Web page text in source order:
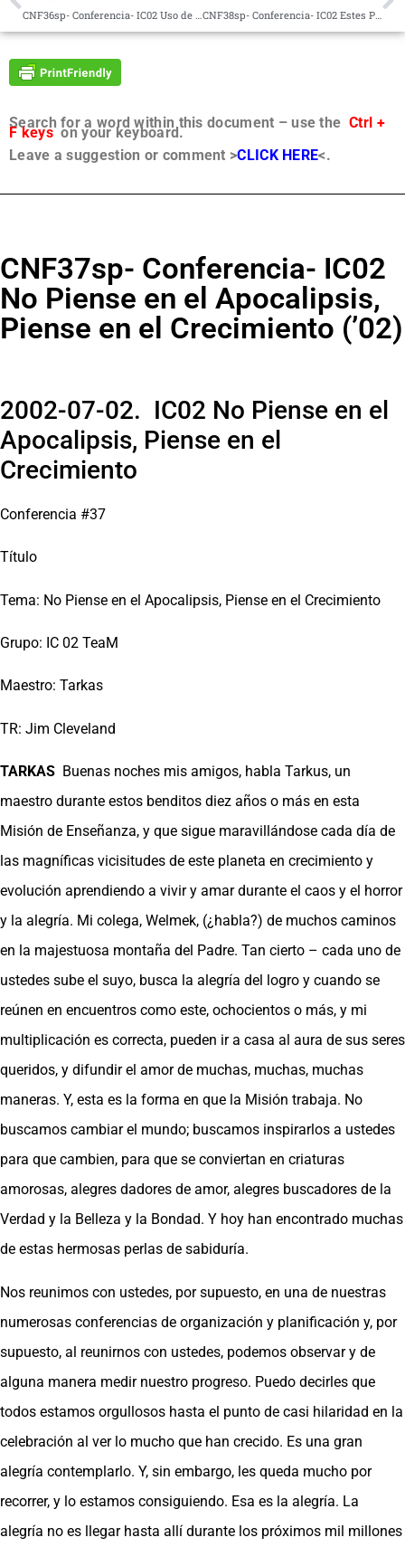
CNF36sp- Conferencia- IC02 Uso de la Mente del TR (’02) CNF38sp- Conferencia- IC02 Estes Park, Apariencia de Jesús, Asuntos de Actualidad (’02)
Search for a word within this document – use the Ctrl +
F keyson your keyboard.
Leave a suggestion or comment >CLICK HERE<.
CNF37sp- Conferencia- IC02
No Piense en el Apocalipsis,
Piense en el Crecimiento (’02)
2002-07-02. IC02 No Piense en el
Apocalipsis, Piense en el
Crecimiento
Conferencia #37
Título
Tema: No Piense en el Apocalipsis, Piense en el Crecimiento
Grupo: IC 02 TeaM
Maestro: Tarkas
TR: Jim Cleveland
TARKAS Buenas noches mis amigos, habla Tarkus, un
maestro durante estos benditos diez años o más en esta
Misión de Enseñanza, y que sigue maravillándose cada día de
las magníficas vicisitudes de este planeta en crecimiento y
evolución aprendiendo a vivir y amar durante el caos y el horror
y la alegría. Mi colega, Welmek, (¿habla?) de muchos caminos
en la majestuosa montaña del Padre. Tan cierto – cada uno de
ustedes sube el suyo, busca la alegría del logro y cuando se
reúnen en encuentros como este, ochocientos o más, y mi
multiplicación es correcta, pueden ir a casa al aura de sus seres
queridos, y difundir el amor de muchas, muchas, muchas
maneras. Y, esta es la forma en que la Misión trabaja. No
buscamos cambiar el mundo; buscamos inspirarlos a ustedes
para que cambien, para que se conviertan en criaturas
amorosas, alegres dadores de amor, alegres buscadores de la
Verdad y la Belleza y la Bondad. Y hoy han encontrado muchas
de estas hermosas perlas de sabiduría.
Nos reunimos con ustedes, por supuesto, en una de nuestras
numerosas conferencias de organización y planificación y, por
supuesto, al reunirnos con ustedes, podemos observar y de
alguna manera medir nuestro progreso. Puedo decirles que
todos estamos orgullosos hasta el punto de casi hilaridad en la
celebración al ver lo mucho que han crecido. Es una gran
alegría contemplarlo. Y, sin embargo, les queda mucho por
recorrer, y lo estamos consiguiendo. Esa es la alegría. La
alegría no es llegar hasta allí durante los próximos mil millones